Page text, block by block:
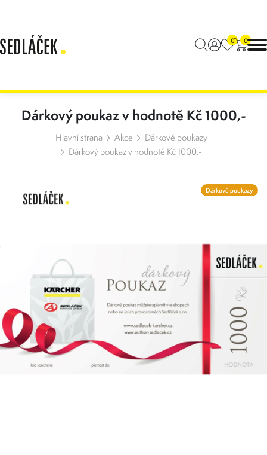
0 0
Dárkový poukaz v hodnotě Kč 1000,-
Hlavní strana Akce
Dárkové poukazy
Dárkový poukaz v hodnotě Kč 1000,-
Dárkové poukazy